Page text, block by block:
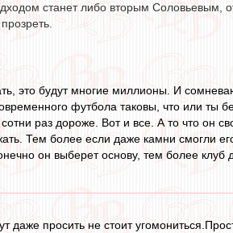
станет либо вторым Соловьевым,
это будут многие миллионы. И
футбола таковы, что или ты
раз дороже. Вот и все. А то что он
Тем более если даже камни смогли
он выберет основу, тем более клуб
даже просить не стоит